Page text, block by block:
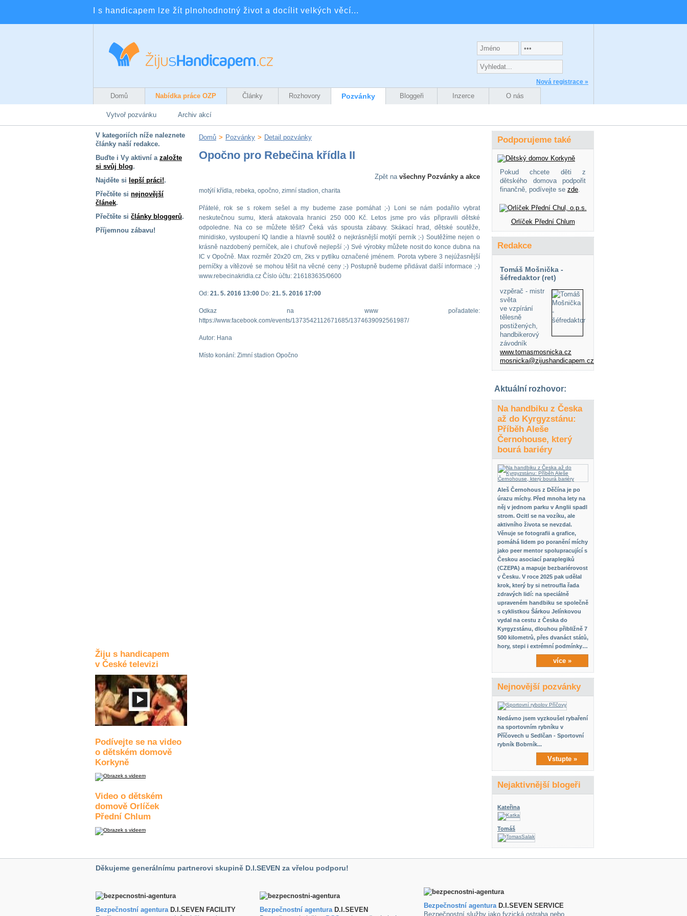
I s handicapem lze žít plnohodnotný život a docílit velkých věcí...
Nová registrace »
Domů Nabídka práce OZP Články Rozhovory Pozvánky Bloggeři Inzerce O nás
Vytvoř pozvánku Archiv akcí
V kategoriích níže naleznete
články naší redakce.
Buďte i Vy aktivní a založte
si svůj blog.
Najděte si lepší práci!.
Přečtěte si nejnovější
článek.
Přečtěte si články bloggerů.
Příjemnou zábavu!
Žiju s handicapem
v České televizi
Podívejte se na video
o dětském domově
Korkyně
Video o dětském
domově Orlíček
Přední Chlum
Domů > Pozvánky > Detail pozvánky
Opočno pro Rebečina křídla II
Zpět na všechny Pozvánky a akce
motýlí křídla, rebeka, opočno, zimní stadion, charita
Přátelé, rok se s rokem sešel a my budeme zase pomáhat ;-) Loni se nám podařilo vybrat
neskutečnou sumu, která atakovala hranici 250 000 Kč. Letos jsme pro vás připravili dětské
odpoledne. Na co se můžete těšit? Čeká vás spousta zábavy. Skákací hrad, dětské soutěže,
minidisko, vystoupení IQ landie a hlavně soutěž o nejkrásnější motýlí perník ;-) Soutěžíme nejen o
krásně nazdobený perníček, ale i chuťově nejlepší ;-) Své výrobky můžete nosit do konce dubna na
IC v Opočně. Max rozměr 20x20 cm, 2ks v pytlíku označené jménem. Porota vybere 3 nejúžasnější
perníčky a vítězové se mohou těšit na věcné ceny ;-) Postupně budeme přidávat další informace ;-)
www.rebecinakridla.cz Číslo účtu: 216183635/0600
Od: 21. 5. 2016 13:00 Do: 21. 5. 2016 17:00
Odkaz na www pořadatele:
https://www.facebook.com/events/1373542112671685/1374639092561987/
Autor: Hana
Místo konání: Zimní stadion Opočno
Podporujeme také
Pokud chcete děti z
dětského domova podpořit
finančně, podívejte se zde.
Orlíček Přední Chlum
Redakce
Tomáš Mošnička -
šéfredaktor (ret)
vzpěrač - mistr
světa
ve vzpírání
tělesně
postižených,
handbikerový
závodník
www.tomasmosnicka.cz
mosnicka@zijushandicapem.cz
Aktuální rozhovor:
Na handbiku z Česka
až do Kyrgyzstánu:
Příběh Aleše
Černohouse, který
bourá bariéry
Aleš Černohous z Děčína je po
úrazu míchy. Před mnoha lety na
něj v jednom parku v Anglii spadl
strom. Ocitl se na vozíku, ale
aktivního života se nevzdal.
Věnuje se fotografii a grafice,
pomáhá lidem po poranění míchy
jako peer mentor spolupracující s
Českou asociací paraplegiků
(CZEPA) a mapuje bezbariérovost
v Česku. V roce 2025 pak udělal
krok, který by si netroufla řada
zdravých lidí: na speciálně
upraveném handbiku se společně
s cyklistkou Šárkou Jelínkovou
vydal na cestu z Česka do
Kyrgyzstánu, dlouhou přibližně 7
500 kilometrů, přes dvanáct států,
hory, stepi i extrémní podmínky…
více »
Nejnovější pozvánky
Nedávno jsem vyzkoušel rybaření
na sportovním rybníku v
Příčovech u Sedlčan - Sportovní
rybník Bobrník...
Vstupte »
Nejaktivnější blogeři
Kateřina
Tomáš
Děkujeme generálnímu partnerovi skupině D.I.SEVEN za vřelou podporu!
Bezpečnostní agenturaD.I.SEVEN FACILITY
Bezpečnostní agenturaD.I.SEVEN
Bezpečnostní agenturaD.I.SEVEN SERVICE
Bezpečnostní služby jako fyzická ostraha nebo